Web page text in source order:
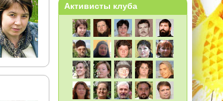
Активисты клуба